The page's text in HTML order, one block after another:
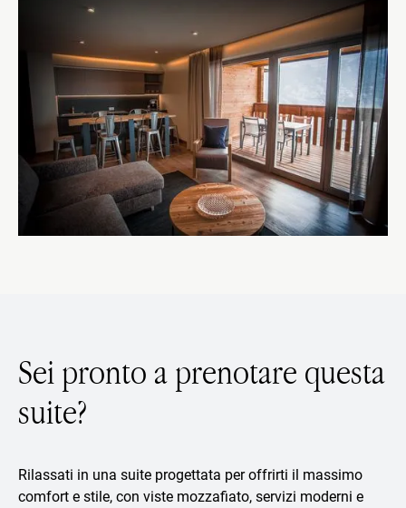
Sei pronto a prenotare questa
suite?
Rilassati in una suite progettata per offrirti il massimo
comfort e stile, con viste mozzafiato, servizi moderni e